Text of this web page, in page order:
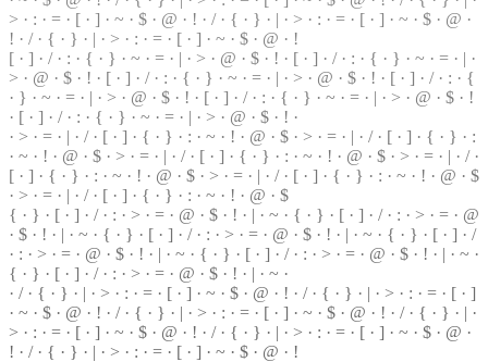
> · : · = · [ · ] · ~ · $ · @ · ! · / · { · } · | · > · : · = · [ · ] · ~ · $ · @ ·
! · / · { · } · | · > · : · = · [ · ] · ~ · $ · @ · !
[ · ] · / · : · { · } · ~ · = · | · > · @ · $ · ! · [ · ] · / · : · { · } · ~ · = · | ·
> · @ · $ · ! · [ · ] · / · : · { · } · ~ · = · | · > · @ · $ · ! · [ · ] · / · : · {
· } · ~ · = · | · > · @ · $ · ! · [ · ] · / · : · { · } · ~ · = · | · > · @ · $ · !
· [ · ] · / · : · { · } · ~ · = · | · > · @ · $ · ! ·
· > · = · | · / · [ · ] · { · } · : · ~ · ! · @ · $ · > · = · | · / · [ · ] · { · } · :
· ~ · ! · @ · $ · > · = · | · / · [ · ] · { · } · : · ~ · ! · @ · $ · > · = · | · / ·
[ · ] · { · } · : · ~ · ! · @ · $ · > · = · | · / · [ · ] · { · } · : · ~ · ! · @ · $
· > · = · | · / · [ · ] · { · } · : · ~ · ! · @ · $
{ · } · [ · ] · / · : · > · = · @ · $ · ! · | · ~ · { · } · [ · ] · / · : · > · = · @
· $ · ! · | · ~ · { · } · [ · ] · / · : · > · = · @ · $ · ! · | · ~ · { · } · [ · ] · /
· : · > · = · @ · $ · ! · | · ~ · { · } · [ · ] · /· : · > · = · @ · $ · ! · | · ~ ·
{ · } · [ · ] · / · : · > · = · @ · $ · ! · | · ~ ·
· / · { · } · | · > · : · = · [ · ] · ~ · $ · @ · ! · / · { · } · | · > · : · = · [ · ]
· ~ · $ · @ · ! · / · { · } · | · > · : · = · [ · ] · ~ · $ · @ · ! · /· { · } · | ·
> · : · = · [ · ] · ~ · $ · @ · ! · / · { · } · | · > · : · = · [ · ] · ~ · $ · @ ·
! · / · { · } · | · > · : · = · [ · ] · ~ · $ · @ · !